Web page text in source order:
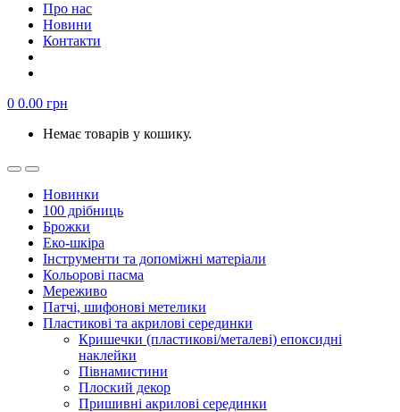
Про нас
Новини
Контакти
0 0.00 грн
Немає товарів у кошику.
Новинки
100 дрібниць
Брожки
Еко-шкіра
Інструменти та допоміжні матеріали
Кольорові пасма
Мереживо
Патчі, шифонові метелики
Пластикові та акрилові серединки
Кришечки (пластикові/металеві) епоксидні
наклейки
Півнамистини
Плоский декор
Пришивні акрилові серединки